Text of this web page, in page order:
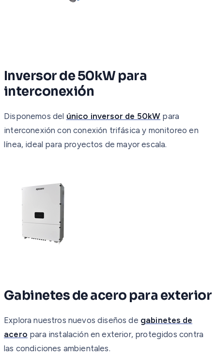
Inversor de 50kW para
interconexión
Disponemos del único inversor de 50kW para
interconexión con conexión trifásica y monitoreo en
línea, ideal para proyectos de mayor escala.
Gabinetes de acero para exterior
Explora nuestros nuevos diseños de gabinetes de
acero para instalación en exterior, protegidos contra
las condiciones ambientales.